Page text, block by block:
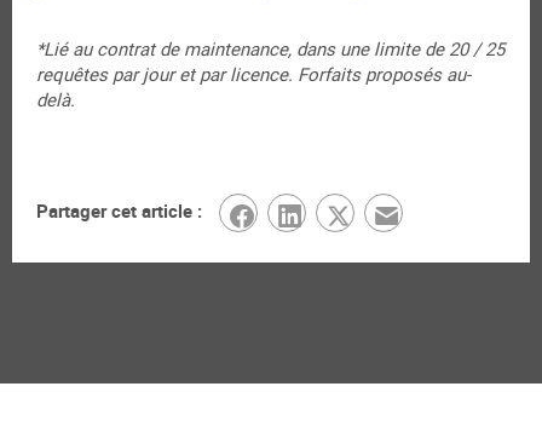
*Lié au contrat de maintenance, dans une limite de 20 / 25
requêtes par jour et par licence. Forfaits proposés au-
delà.
Partager cet article :